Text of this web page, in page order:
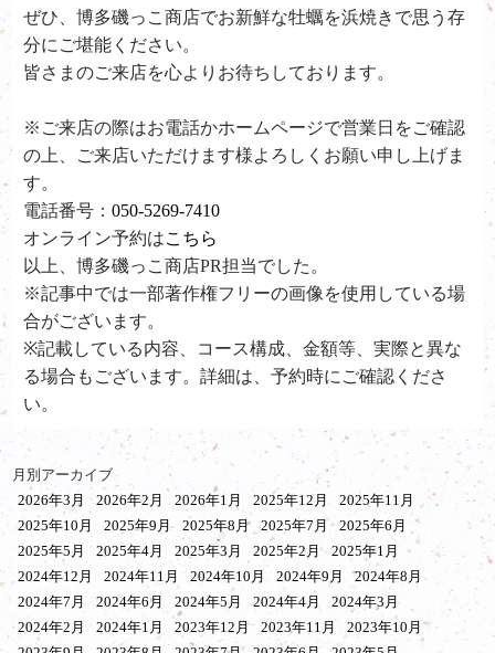
ぜひ、博多磯っこ商店でお新鮮な牡蠣を浜焼きで思う存
分にご堪能ください。
皆さまのご来店を心よりお待ちしております。
※ご来店の際はお電話かホームページで営業日をご確認
の上、ご来店いただけます様よろしくお願い申し上げま
す。
電話番号：050-5269-7410
オンライン予約はこちら
以上、博多磯っこ商店PR担当でした。
※記事中では一部著作権フリーの画像を使用している場
合がございます。
※記載している内容、コース構成、金額等、実際と異な
る場合もございます。詳細は、予約時にご確認くださ
い。
月別アーカイブ
2026年3月
2026年2月 2026年1月 2025年12月
2025年11月
2025年10月
2025年9月 2025年8月 2025年7月
2025年6月
2025年5月
2025年4月 2025年3月 2025年2月
2025年1月
2024年12月
2024年11月 2024年10月 2024年9月
2024年8月
2024年7月
2024年6月 2024年5月 2024年4月
2024年3月
2024年2月
2024年1月 2023年12月 2023年11月
2023年10月